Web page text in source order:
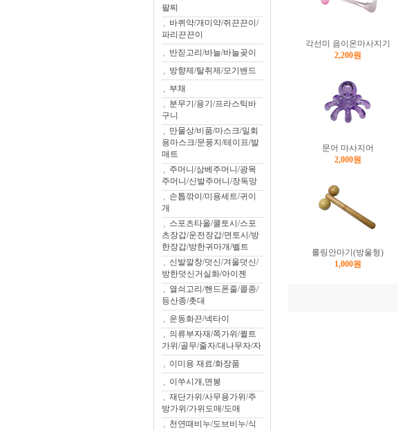
팔찌
바퀴약/개미약/쥐끈끈이/
파리끈끈이
반짇고리/바늘/바늘곶이
방향제/탈취제/모기밴드
부채
분무기/용기/프라스틱바
구니
만물상/비품/마스크/일회
용마스크/문풍지/테이프/발
매트
주머니/삼베주머니/광목
주머니/신발주머니/장독망
손톱깎이/미용세트/귀이
개
스포츠타올/쿨토시/스포
츠장갑/운전장갑/면토시/방
한장갑/방한귀마개/벨트
신발깔창/덧신/겨울덧신/
방한덧신거실화/아이젠
열쇠고리/핸드폰줄/콜종/
등산종/촛대
운동화끈/넥타이
의류부자재/쪽가위/퀼트
가위/골무/줄자/대나무자/자
이미용 재료/화장품
이쑤시개,면봉
재단가위/사무용가위/주
방가위/가위도매/도매
천연때비누/도브비누/식
각선미 음이온마사지기
2,200원
문어 마사지어
2,000원
롤링안마기(방울형)
1,000원